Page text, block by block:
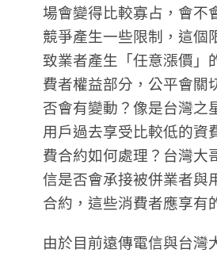
場會變得比較寡占，會不
競爭產生一些限制，這個
致業者產生「任意漲價」
費者權益部分，公平會關
否會有變動？像是台灣之
用戶過去享受比較低的資
費合約如何處理？台灣大
信是否會承接被併業者與
合約，這些消費者應享有
由於目前遠傳電信與台灣